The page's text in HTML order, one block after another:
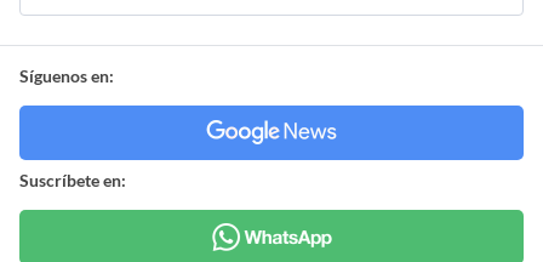
Síguenos en:
Suscríbete en: